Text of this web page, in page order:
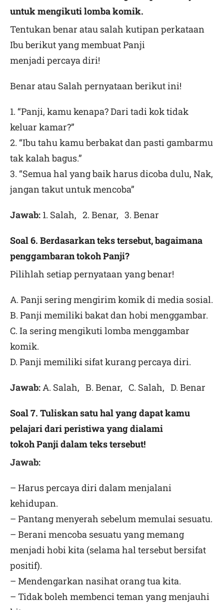
untuk mengikuti lomba komik.
Tentukan benar atau salah kutipan perkataan
Ibu berikut yang membuat Panji
menjadi percaya diri!
Benar atau Salah pernyataan berikut ini!
1. “Panji, kamu kenapa? Dari tadi kok tidak
keluar kamar?”
2. “Ibu tahu kamu berbakat dan pasti gambarmu
tak kalah bagus.”
3. “Semua hal yang baik harus dicoba dulu, Nak,
jangan takut untuk mencoba”
Jawab: 1. Salah, 2. Benar, 3. Benar
Soal 6. Berdasarkan teks tersebut, bagaimana
penggambaran tokoh Panji?
Pilihlah setiap pernyataan yang benar!
A. Panji sering mengirim komik di media sosial.
B. Panji memiliki bakat dan hobi menggambar.
C. Ia sering mengikuti lomba menggambar
komik.
D. Panji memiliki sifat kurang percaya diri.
Jawab:A. Salah, B. Benar, C. Salah, D. Benar
Soal 7. Tuliskan satu hal yang dapat kamu
pelajari dari peristiwa yang dialami
tokoh Panji dalam teks tersebut!
Jawab:
– Harus percaya diri dalam menjalani
kehidupan.
– Pantang menyerah sebelum memulai sesuatu.
– Berani mencoba sesuatu yang memang
menjadi hobi kita (selama hal tersebut bersifat
positif).
– Mendengarkan nasihat orang tua kita.
– Tidak boleh membenci teman yang menjauhi